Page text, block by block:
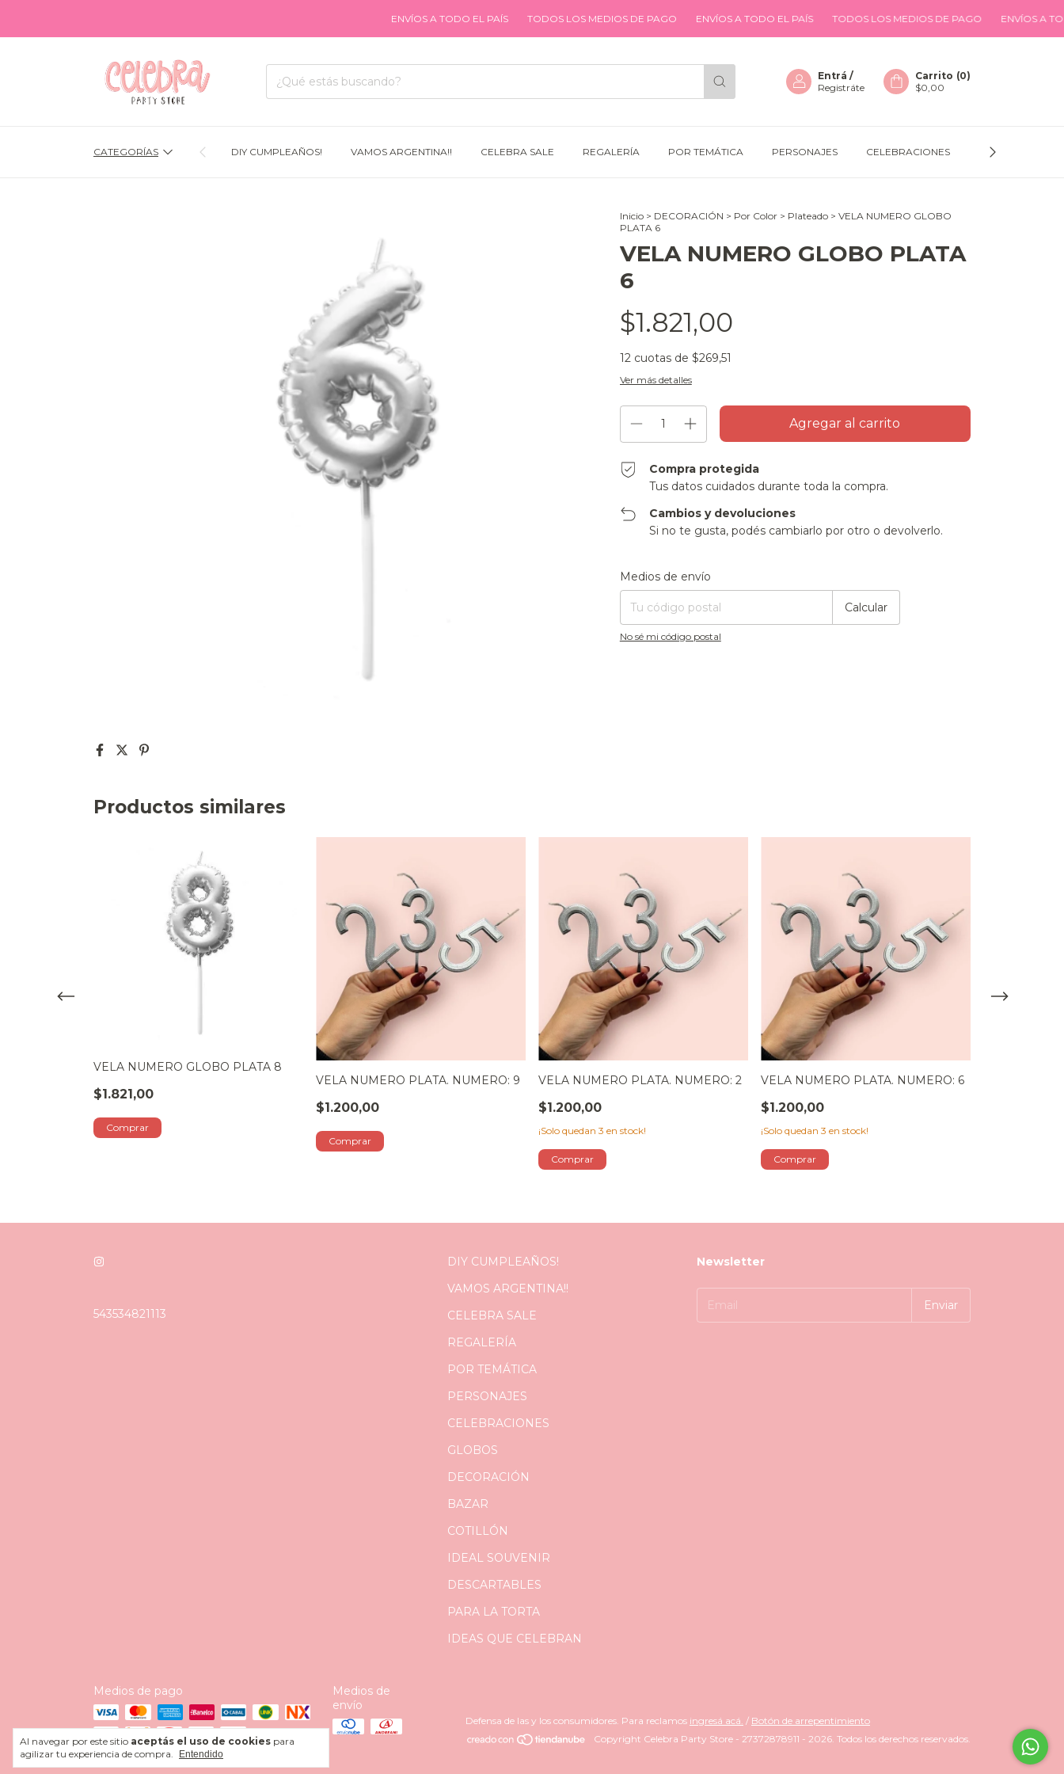
ENVÍOS A TODO EL PAÍS TODOS LOS MEDIOS DE PAGO ENVÍOS A TODO EL PAÍS TODOS LOS MEDIOS DE PAGO ENVÍOS A TODO EL
Entrá /
Registráte
Carrito (0)
$0,00
CATEGORÍAS DIY CUMPLEAÑOS! VAMOS ARGENTINA!! CELEBRA SALE REGALERÍA POR TEMÁTICA PERSONAJES CELEBRACIONES GLOBOS
Al navegar por este sitio aceptás el uso de cookies para
agilizar tu experiencia de compra.
Entendido
Inicio > DECORACIÓN > Por Color > Plateado > VELA NUMERO GLOBO
PLATA 6
VELA NUMERO GLOBO PLATA
6
$1.821,00
12 cuotas de $269,51
Ver más detalles
Compra protegida
Tus datos cuidados durante toda la compra.
Cambios y devoluciones
Si no te gusta, podés cambiarlo por otro o devolverlo.
Entregas para el CP:
Medios de envío
Calcular
No sé mi código postal
Productos similares
VELA NUMERO GLOBO PLATA 8
$1.821,00
VELA NUMERO PLATA. NUMERO: 9
$1.200,00
VELA NUMERO PLATA. NUMERO: 2
$1.200,00
¡Solo quedan 3 en stock!
VELA NUMERO PLATA. NUMERO: 6
$1.200,00
¡Solo quedan 3 en stock!
543534821113
DIY CUMPLEAÑOS!
VAMOS ARGENTINA!!
CELEBRA SALE
REGALERÍA
POR TEMÁTICA
PERSONAJES
CELEBRACIONES
GLOBOS
DECORACIÓN
BAZAR
COTILLÓN
IDEAL SOUVENIR
DESCARTABLES
PARA LA TORTA
IDEAS QUE CELEBRAN
Newsletter
Medios de pago
Medios de
envío
Defensa de las y los consumidores. Para reclamos ingresá acá. / Botón de arrepentimiento
Copyright Celebra Party Store - 27372878911 - 2026. Todos los derechos reservados.